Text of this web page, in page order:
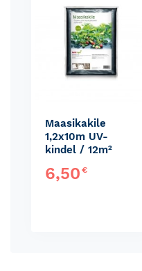
Maasikakile
1,2x10m UV-
kindel / 12m²
6,50€